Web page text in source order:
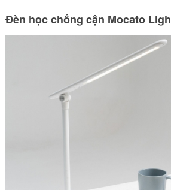
Đèn học chống cận Mocato